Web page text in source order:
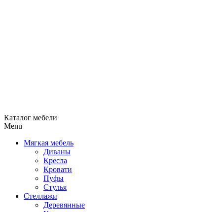
Каталог мебели
Menu
Мягкая мебель
Диваны
Кресла
Кровати
Пуфы
Стулья
Стеллажи
Деревянные